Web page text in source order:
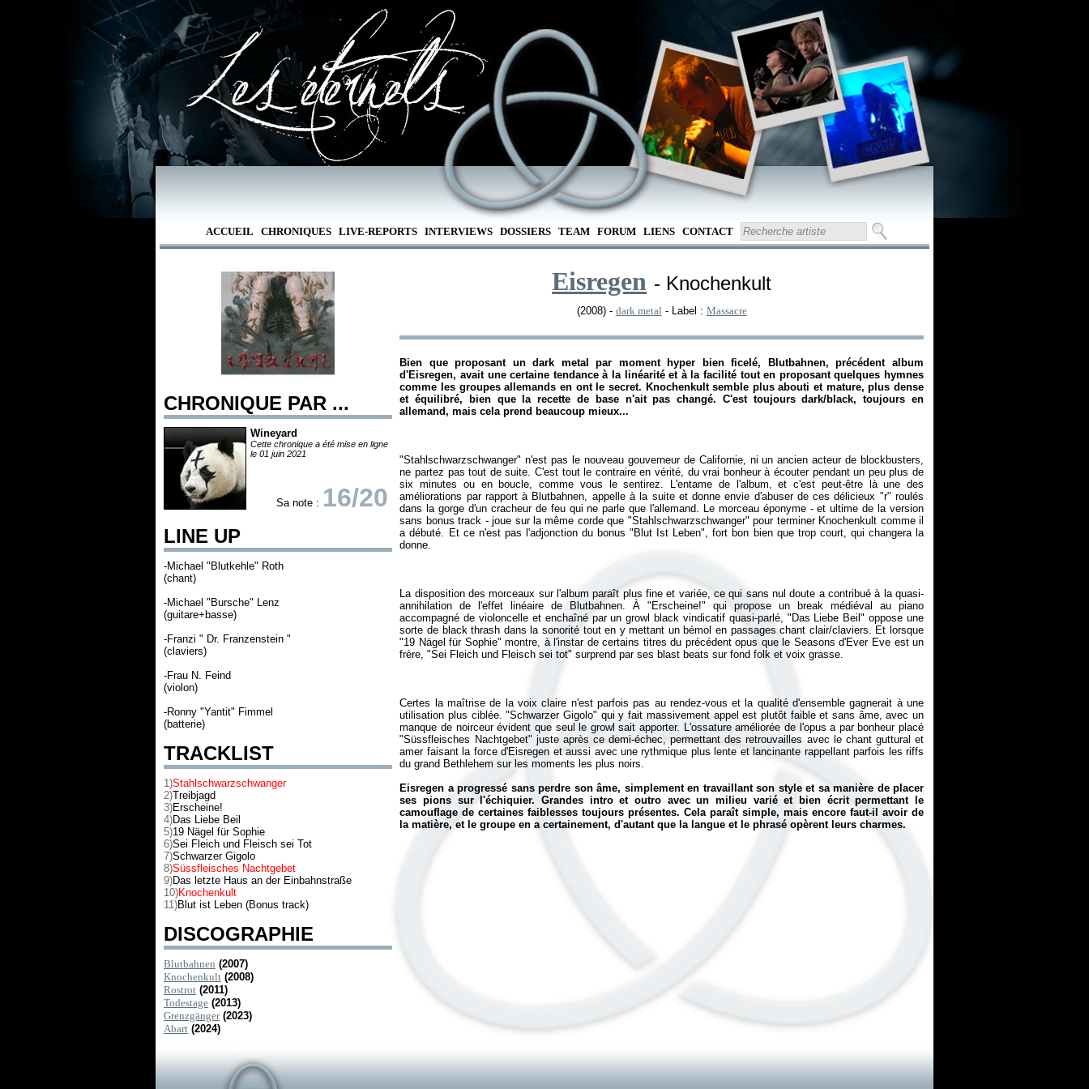
ACCUEIL CHRONIQUES LIVE-REPORTS INTERVIEWS DOSSIERS TEAM FORUM LIENS CONTACT
CHRONIQUE PAR ...
Wineyard
Cette chronique a été mise en ligne
le 01 juin 2021
Sa note : 16/20
LINE UP
-Michael "Blutkehle" Roth
(chant)
-Michael "Bursche" Lenz
(guitare+basse)
-Franzi " Dr. Franzenstein "
(claviers)
-Frau N. Feind
(violon)
-Ronny "Yantit" Fimmel
(batterie)
TRACKLIST
1)Stahlschwarzschwanger
2)Treibjagd
3)Erscheine!
4)Das Liebe Beil
5)19 Nägel für Sophie
6)Sei Fleich und Fleisch sei Tot
7)Schwarzer Gigolo
8)Süssfleisches Nachtgebet
9)Das letzte Haus an der Einbahnstraße
10)Knochenkult
11)Blut ist Leben (Bonus track)
DISCOGRAPHIE
Blutbahnen (2007)
Knochenkult (2008)
Rostrot (2011)
Todestage (2013)
Grenzgänger (2023)
Abart (2024)
Eisregen - Knochenkult
(2008) - dark metal - Label : Massacre
Bien que proposant un dark metal par moment hyper bien ficelé, Blutbahnen, précédent album
d'Eisregen, avait une certaine tendance à la linéarité et à la facilité tout en proposant quelques hymnes
comme les groupes allemands en ont le secret. Knochenkultsemble plus abouti et mature, plus dense
et équilibré, bien que la recette de base n'ait pas changé. C'est toujours dark/black, toujours en
allemand, mais cela prend beaucoup mieux...
"Stahlschwarzschwanger" n'est pas le nouveau gouverneur de Californie, ni un ancien acteur de blockbusters,
ne partez pas tout de suite. C'est tout le contraire en vérité, du vrai bonheur à écouter pendant un peu plus de
six minutes ou en boucle, comme vous le sentirez. L'entame de l'album, et c'est peut-être là une des
améliorations par rapport à Blutbahnen, appelle à la suite et donne envie d'abuser de ces délicieux "r" roulés
dans la gorge d'un cracheur de feu qui ne parle que l'allemand. Le morceau éponyme - et ultime de la version
sans bonus track - joue sur la même corde que "Stahlschwarzschwanger" pour terminer Knochenkult comme il
a débuté. Et ce n'est pas l'adjonction du bonus "Blut Ist Leben", fort bon bien que trop court, qui changera la
La disposition des morceaux sur l'album paraît plus fine et variée, ce qui sans nul doute a contribué à la quasi-
annihilation de l'effet linéaire de
Blutbahnen. À "Erscheine!" qui propose un break médiéval au piano
accompagné de violoncelle et enchaîné par un growl black vindicatif quasi-parlé, "Das Liebe Beil" oppose une
sorte de black thrash dans la sonorité tout en y mettant un bémol en passages chant clair/claviers. Et lorsque
"19 Nägel für Sophie" montre, à l'instar de certains titres du précédent opus que le Seasons d'Ever Eve est un
Certes la maîtrise de la voix claire n'est parfois pas au rendez-vous et la qualité d'ensemble gagnerait à une
utilisation plus ciblée. "Schwarzer Gigolo" qui y fait massivement appel est plutôt faible et sans âme, avec un
manque de noirceur évident que seul le growl sait apporter. L'ossature améliorée de l'opus a par bonheur placé
"Süssfleisches Nachtgebet" juste après ce demi-échec, permettant des retrouvailles avec le chant guttural et
amer faisant la force d'Eisregen et aussi avec une rythmique plus lente et lancinante rappellant parfois les riffs
du grand Bethlehem sur les moments les plus noirs.
Eisregen a progressé sans perdre son âme, simplement en travaillant son style et sa manière de placer
ses pions sur l'échiquier. Grandes intro et outro avec un milieu varié et bien écrit permettant le
camouflage de certaines faiblesses toujours présentes. Cela paraît simple, mais encore faut-il avoir de
la matière, et le groupe en a certainement, d'autant que la langue et le phrasé opèrent leurs charmes.